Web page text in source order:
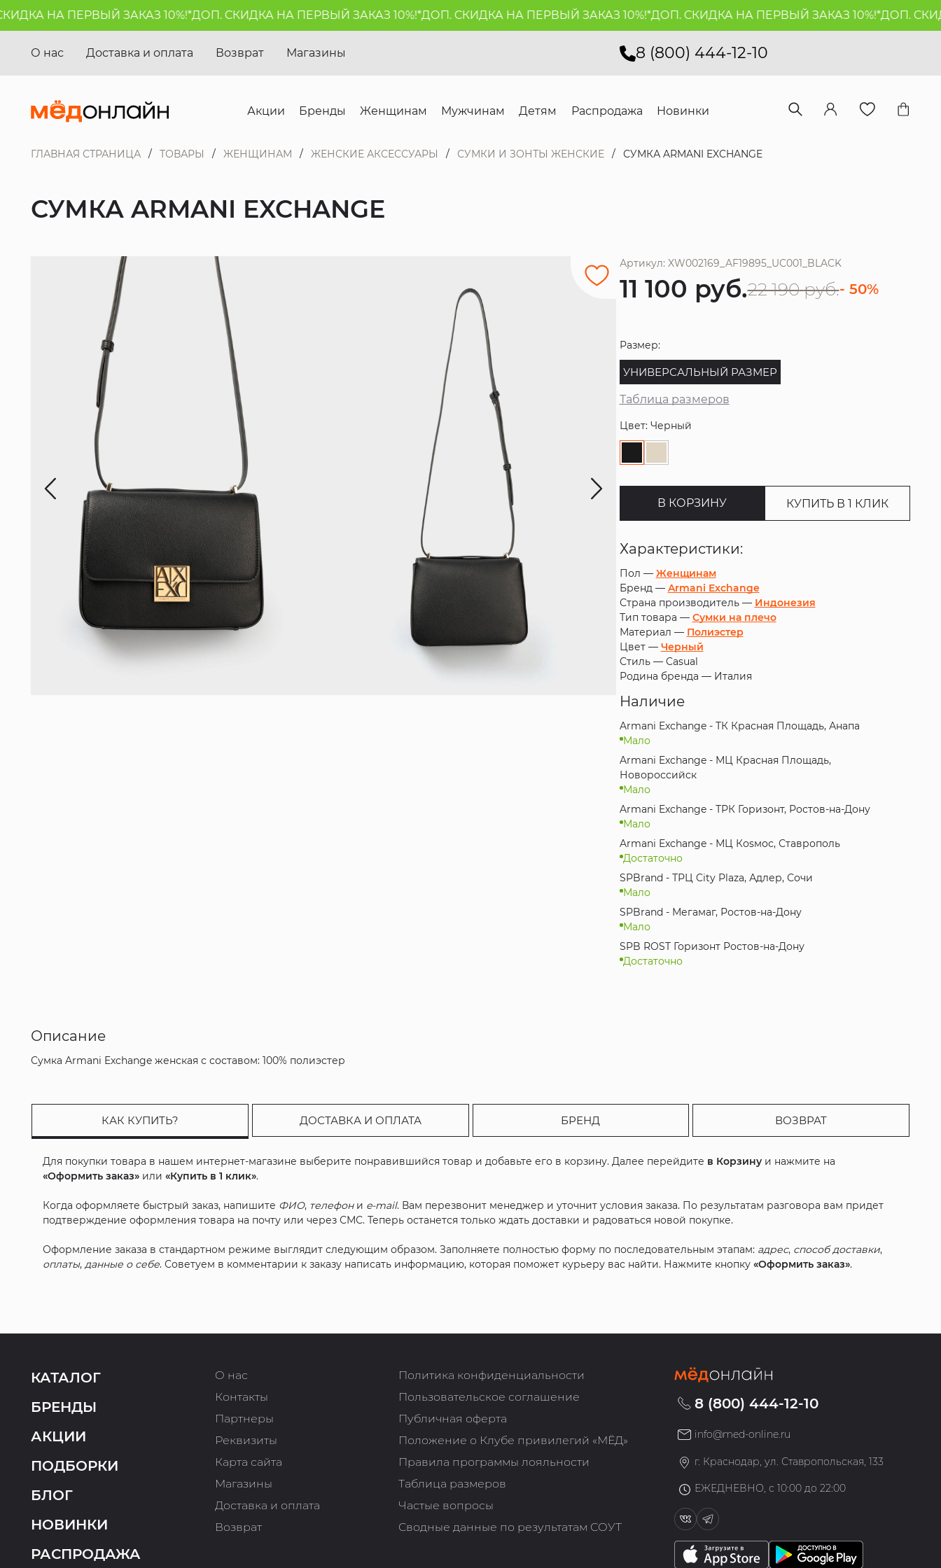
НА ПЕРВЫЙ ЗАКАЗ 10%!*ДОП. СКИДКА НА ПЕРВЫЙ ЗАКАЗ 10%!*ДОП. СКИДКА НА ПЕРВЫЙ ЗАКАЗ 10%!*ДОП. СКИДКА НА ПЕРВЫЙ ЗАКАЗ 10%!*ДОП.
8 (800) 444-12-10
О нас Доставка и оплата Возврат Магазины
Акции Бренды Женщинам Мужчинам Детям Распродажа Новинки
ГЛАВНАЯ СТРАНИЦА ТОВАРЫ ЖЕНЩИНАМ ЖЕНСКИЕ АКСЕССУАРЫ СУМКИ И ЗОНТЫ ЖЕНСКИЕ СУМКА ARMANI EXCHANGE
СУМКА ARMANI EXCHANGE
Артикул: XW002169_AF19895_UC001_BLACK
11 100 руб.22 190 руб.- 50%
Размер:
УНИВЕРСАЛЬНЫЙ РАЗМЕР
Таблица размеров
Цвет: Черный
В КОРЗИНУ КУПИТЬ В 1 КЛИК
Характеристики:
Пол — Женщинам
Бренд — Armani Exchange
Страна производитель — Индонезия
Тип товара — Сумки на плечо
Материал — Полиэстер
Цвет — Черный
Стиль — Casual
Родина бренда — Италия
Наличие
Armani Exchange - ТК Красная Площадь, Анапа
Мало
Armani Exchange - МЦ Красная Площадь,
Новороссийск
Мало
Armani Exchange - ТРК Горизонт, Ростов-на-Дону
Мало
Armani Exchange - МЦ Коsмос, Ставрополь
Достаточно
SPBrand - ТРЦ City Plaza, Адлер, Сочи
Мало
SPBrand - Мегамаг, Ростов-на-Дону
Мало
SPB ROST Горизонт Ростов-на-Дону
Достаточно
Описание
Сумка Armani Exchange женская с составом: 100% полиэстер
КАК КУПИТЬ? ДОСТАВКА И ОПЛАТА БРЕНД ВОЗВРАТ
Для покупки товара в нашем интернет-магазине выберите понравившийся товар и добавьте его в корзину. Далее перейдите в Корзину и нажмите на
«Оформить заказ» или«Купить в 1 клик».
Когда оформляете быстрый заказ, напишите ФИО, телефони e-mail. Вам перезвонит менеджер и уточнит условия заказа. По результатам разговора вам придет
подтверждение оформления товара на почту или через СМС. Теперь останется только ждать доставки и радоваться новой покупке.
Оформление заказа в стандартном режиме выглядит следующим образом. Заполняете полностью форму по последовательным этапам: адрес, способ доставки,
оплаты,данные о себе. Советуем в комментарии к заказу написать информацию, которая поможет курьеру вас найти. Нажмите кнопку«Оформить заказ».
КАТАЛОГ
БРЕНДЫ
АКЦИИ
ПОДБОРКИ
БЛОГ
НОВИНКИ
РАСПРОДАЖА
О нас
Контакты
Партнеры
Реквизиты
Карта сайта
Магазины
Доставка и оплата
Возврат
Политика конфиденциальности
Пользовательское соглашение
Публичная оферта
Положение о Клубе привилегий «МЁД»
Правила программы лояльности
Таблица размеров
Частые вопросы
Сводные данные по результатам СОУТ
8 (800) 444-12-10
info@med-online.ru
г. Краснодар, ул. Ставропольская, 133
ЕЖЕДНЕВНО, с 10:00 до 22:00